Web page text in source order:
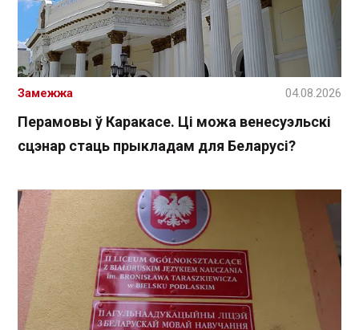
Перамовы ў Каракасе. Ці можа венесуэльскі
сцэнар стаць прыкладам для Беларусі?
Замежжа 04.08.2026